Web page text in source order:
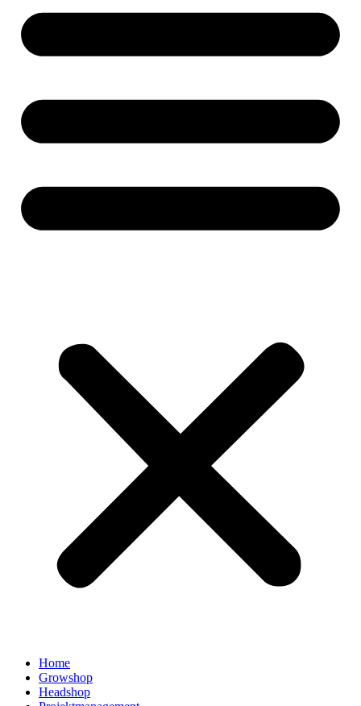
Home
Growshop
Headshop